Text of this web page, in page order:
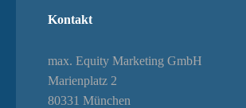
Kontakt
max. Equity Marketing GmbH
Marienplatz 2
80331 München